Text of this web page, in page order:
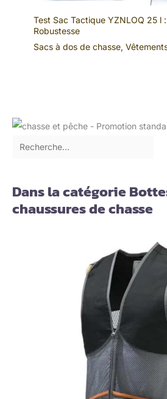
Test Sac Tactique YZNLOQ 25 l
Robustesse
Sacs à dos de chasse,
Dans la catégorie
chaussures de chasse